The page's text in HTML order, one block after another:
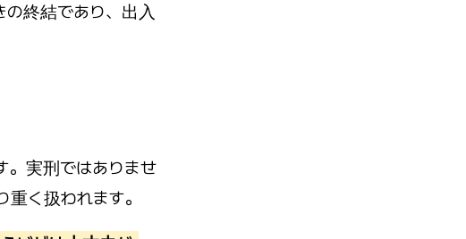
終結であり、出入
。実刑ではありませ
く扱われます。